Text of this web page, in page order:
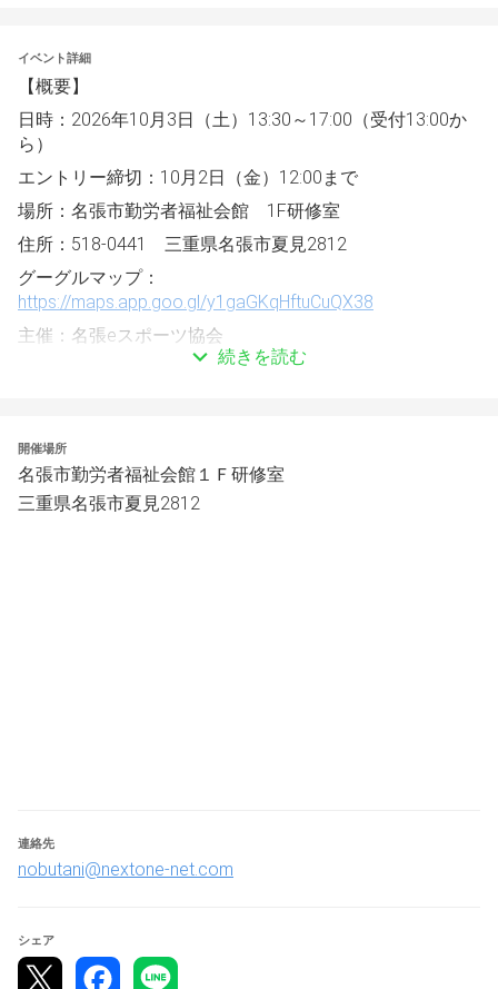
イベント詳細
【概要】
日時：2026年10月3日（土）13:30～17:00（受付13:00か
ら）
エントリー締切：10月2日（金）12:00まで
場所：名張市勤労者福祉会館　1F研修室
住所：518-0441　三重県名張市夏見2812
グーグルマップ：
https://maps.app.goo.gl/y1gaGKqHftuCuQX38
主催：名張eスポーツ協会
協賛：住友生命、株式会社JAPANNEXT、オープンテキス
募集人数：32名（15歳未満は保護者同伴）
MC：KNIGHT（ロクスリーゲーミング所属）
■キャラクター自由
続きを読む
開催場所
名張市勤労者福祉会館１Ｆ研修室
三重県名張市夏見2812
連絡先
nobutani@nextone-net.com
シェア